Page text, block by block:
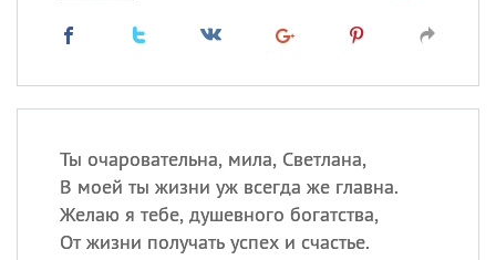
Ты очаровательна, мила, Светлана,
В моей ты жизни уж всегда же главна.
Желаю я тебе, душевного богатства,
От жизни получать успех и счастье.